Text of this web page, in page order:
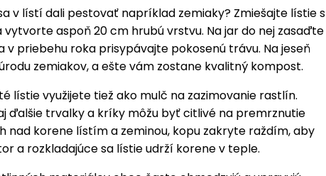
v lístí dali pestovať napríklad zemiaky? Zmiešajte lístie s
vytvorte aspoň 20 cm hrubú vrstvu. Na jar do nej zasaďte
v priebehu roka prisypávajte pokosenú trávu. Na jeseň
zemiakov, a ešte vám zostane kvalitný kompost.
lístie využijete tiež ako mulč na zazimovanie rastlín.
ďalšie trvalky a kríky môžu byť citlivé na premrznutie
nad korene lístím a zeminou, kopu zakryte raždím, aby
a rozkladajúce sa lístie udrží korene v teple.